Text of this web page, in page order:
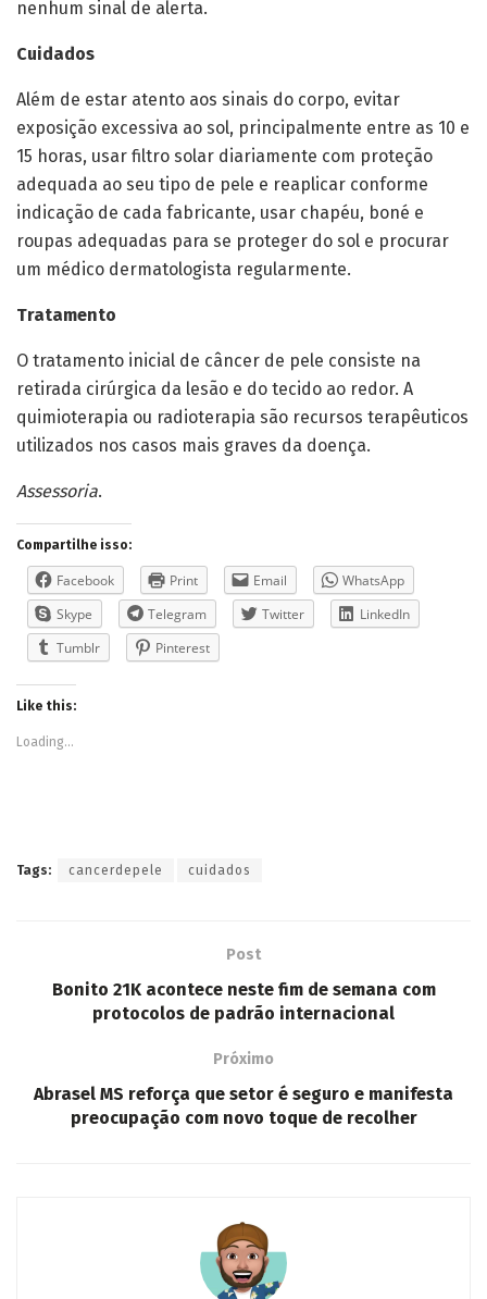
nenhum sinal de alerta.
Cuidados
Além de estar atento aos sinais do corpo, evitar
exposição excessiva ao sol, principalmente entre as 10 e
15 horas, usar filtro solar diariamente com proteção
adequada ao seu tipo de pele e reaplicar conforme
indicação de cada fabricante, usar chapéu, boné e
roupas adequadas para se proteger do sol e procurar
um médico dermatologista regularmente.
Tratamento
O tratamento inicial de câncer de pele consiste na
retirada cirúrgica da lesão e do tecido ao redor. A
quimioterapia ou radioterapia são recursos terapêuticos
utilizados nos casos mais graves da doença.
Assessoria.
Compartilhe isso:
Facebook Print Email
WhatsApp
Skype
Telegram Twitter
LinkedIn
Tumblr
Pinterest
Like this:
Loading...
Tags: cancerdepele cuidados
Post
Bonito 21K acontece neste fim de semana com
protocolos de padrão internacional
Próximo
Abrasel MS reforça que setor é seguro e manifesta
preocupação com novo toque de recolher